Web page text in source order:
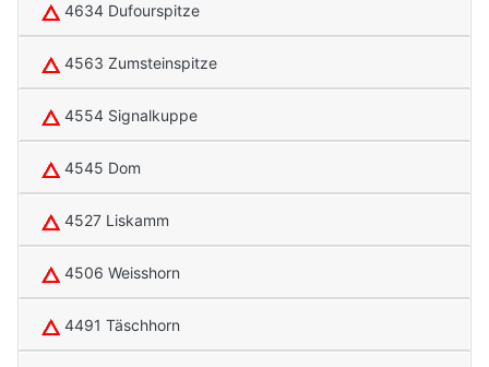
4634 Dufourspitze
4563 Zumsteinspitze
4554 Signalkuppe
4545 Dom
4527 Liskamm
4506 Weisshorn
4491 Täschhorn